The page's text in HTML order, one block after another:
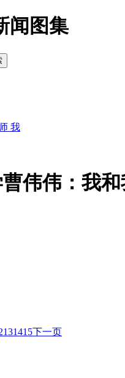
闻图集
我
伟伟：我
131415下一页